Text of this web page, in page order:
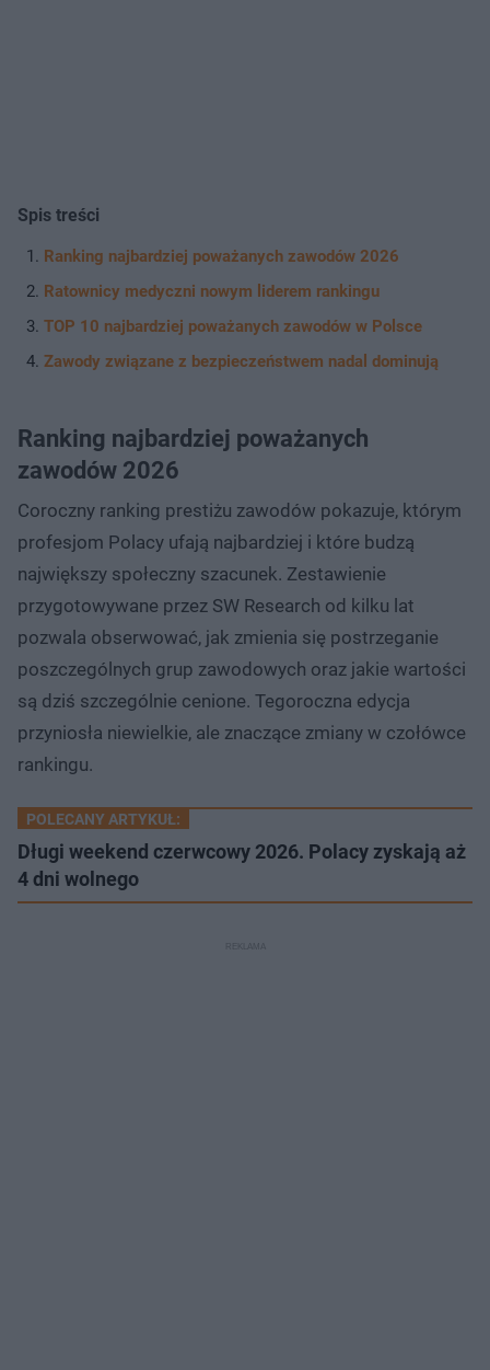
Spis treści
Ranking najbardziej poważanych zawodów 2026
Ratownicy medyczni nowym liderem rankingu
TOP 10 najbardziej poważanych zawodów w Polsce
Zawody związane z bezpieczeństwem nadal dominują
Ranking najbardziej poważanych
zawodów 2026
Coroczny ranking prestiżu zawodów pokazuje, którym
profesjom Polacy ufają najbardziej i które budzą
największy społeczny szacunek. Zestawienie
przygotowywane przez SW Research od kilku lat
pozwala obserwować, jak zmienia się postrzeganie
poszczególnych grup zawodowych oraz jakie wartości
są dziś szczególnie cenione. Tegoroczna edycja
przyniosła niewielkie, ale znaczące zmiany w czołówce
rankingu.
POLECANY ARTYKUŁ:
Długi weekend czerwcowy 2026. Polacy zyskają aż
4 dni wolnego